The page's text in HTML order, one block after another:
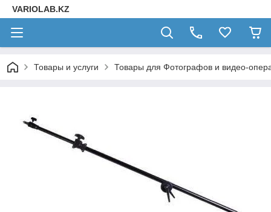
VARIOLAB.KZ
Товары и услуги Товары для Фотографов и видео-